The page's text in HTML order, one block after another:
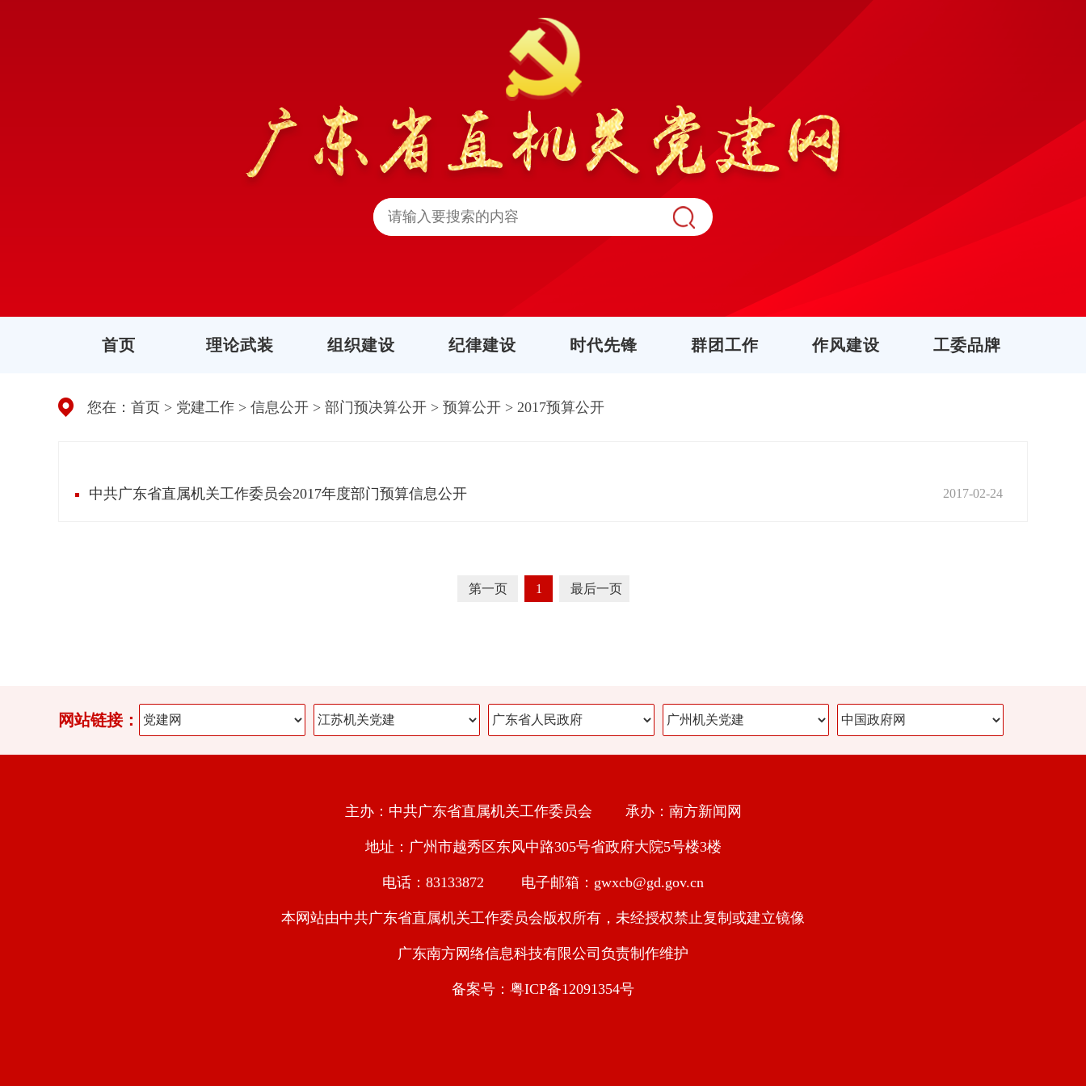
首页 理论武装 组织建设 纪律建设 时代先锋 群团工作 作风建设 工委品牌
您在： 首页 > 党建工作 > 信息公开 > 部门预决算公开 > 预算公开 > 2017预算公开
中共广东省直属机关工作委员会2017年度部门预算信息公开 2017-02-24
第一页 1 最后一页
网站链接：
主办：中共广东省直属机关工作委员会 承办：南方新闻网
地址：广州市越秀区东风中路305号省政府大院5号楼3楼
电话：83133872 电子邮箱：gwxcb@gd.gov.cn
本网站由中共广东省直属机关工作委员会版权所有，未经授权禁止复制或建立镜像
广东南方网络信息科技有限公司负责制作维护
备案号：粤ICP备12091354号